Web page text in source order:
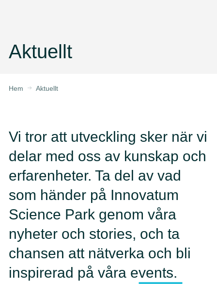
Aktuellt
Hem Aktuellt
Vi tror att utveckling sker när vi
delar med oss av kunskap och
erfarenheter. Ta del av vad
som händer på Innovatum
Science Park genom våra
nyheter och stories, och ta
chansen att nätverka och bli
inspirerad på våra events.